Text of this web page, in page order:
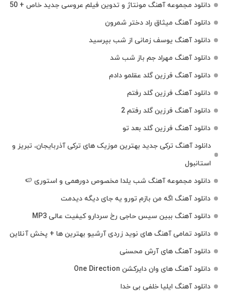
دانلود مجموعه آهنگ مونتاژ و تدوین فیلم عروسی جدید خاص + 50
دانلود آهنگ میثاق راد دختر شمرون
دانلود آهنگ یوسف زمانی از شب بپرسید
دانلود آهنگ مهراد جم باز شب شد
دانلود آهنگ فرزین گلد عقلمو دادم
دانلود آهنگ فرزین گلد رفتم
دانلود آهنگ فرزین گلد رفتم 2
دانلود آهنگ فرزین گلد بعد تو
دانلود آهنگ ترکی جدید بهترین موزیک‌ های ترکی آذربایجان، تبریز و
استانبول
دانلود مجموعه آهنگ شب یلدا مخصوص دورهمی و استوری 🍉
دانلود آهنگ اگه من بازم تورو یه جای دیگه دیدمت
دانلود آهنگ ببین سیس حاجی رخ سردارو کیفیت عالی MP3
دانلود تمامی آهنگ های نوید زردی آرشیو بهترین ها + پخش آنلاین
دانلود آهنگ های آرش محسنی
دانلود آهنگ های وان دایرکشن One Direction
دانلود آهنگ ایلیا خلفی بی خدا